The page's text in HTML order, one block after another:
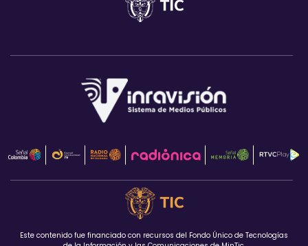
Este contenido fue financiado con recursos del Fondo Único de Tecnologías